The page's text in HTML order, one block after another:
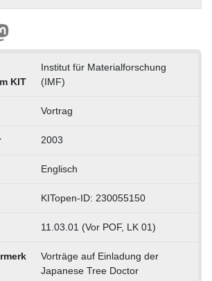
KIT
Institut für Materialforschung
(IMF)
Vortrag
2003
Englisch
KITopen-ID: 230055150
11.03.01 (Vor POF, LK 01)
Vorträge auf Einladung der
Japanese Tree Doctor